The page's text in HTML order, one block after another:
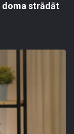
doma strādāt